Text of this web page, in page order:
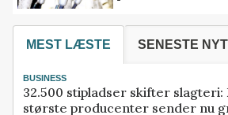
MEST LÆSTE SENESTE NYT
BUSINESS
32.500 stipladser skifter slagteri:
største producenter sender nu